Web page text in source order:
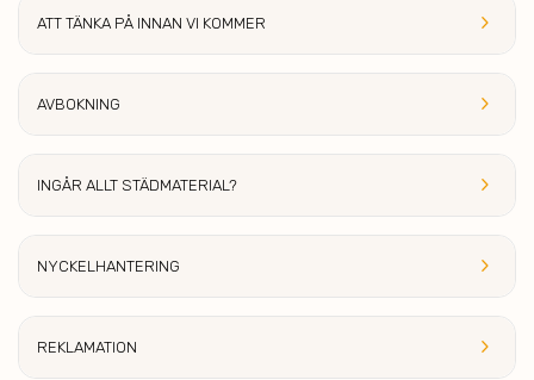
keyboard_arrow_right
ATT TÄNKA PÅ INNAN VI KOMMER
keyboard_arrow_right
AVBOKNING
keyboard_arrow_right
INGÅR ALLT STÄDMATERIAL?
keyboard_arrow_right
NYCKEL HANTERING
keyboard_arrow_right
REKLAMATION